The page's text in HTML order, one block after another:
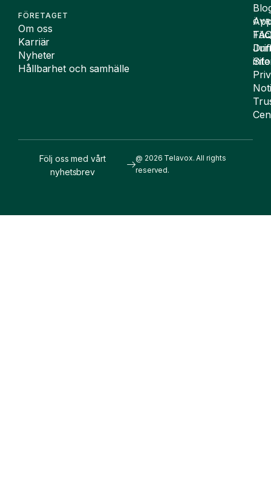
FÖRETAGET
Om oss
Karriär
Nyheter
Hållbarhet och samhälle
@ 2026 Telavox. All rights
reserved.
Följ oss med vårt
nyhetsbrev